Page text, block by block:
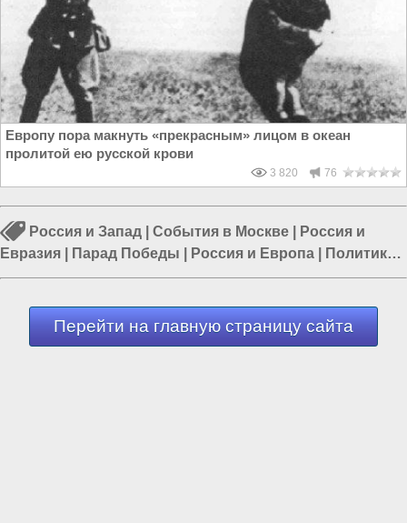
Европу пора макнуть «прекрасным» лицом в океан
пролитой ею русской крови
3 820 76
Россия и Запад События в Москве
Россия и
Евразия
Парад Победы Россия и Европа
Политика
в России|Власть в РФ
Перейти на главную страницу сайта